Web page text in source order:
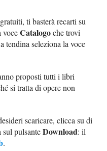
ti basterà recarti su
voceCatalogoche trovi
tendina seleziona la voce
proposti tutti i libri
si tratta di opere non
scaricare, clicca su di
sul pulsanteDownload: il
.